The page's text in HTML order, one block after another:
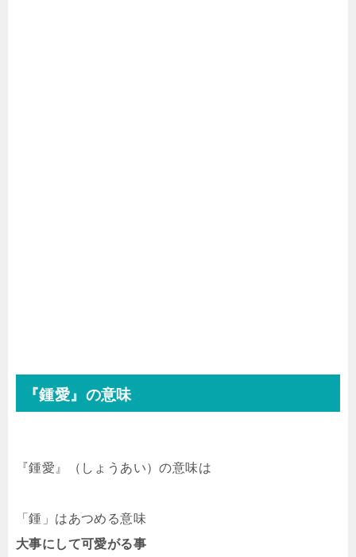
『鍾愛』の意味
『鍾愛』（しょうあい）の意味は
「鍾」はあつめる意味
大事にして可愛がる事